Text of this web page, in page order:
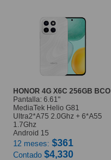
HONOR 4G X6C 256GB BCO
Pantalla: 6.61"
MediaTek Helio G81
Ultra2*A75 2.0Ghz + 6*A55
1.7Ghz
Android 15
12 meses: $361
Contado $4,330